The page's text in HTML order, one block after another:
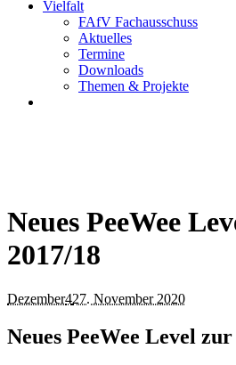
Vielfalt
FAfV Fachausschuss
Aktuelles
Termine
Downloads
Themen & Projekte
Neues PeeWee
2017/18
Dezember427. November 2020
Neues PeeWee Level